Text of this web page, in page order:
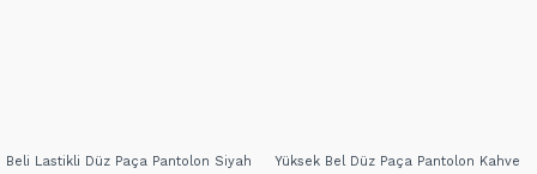
Beli Lastikli Düz Paça Pantolon Siyah Yüksek Bel Düz Paça Pantolon Kahve